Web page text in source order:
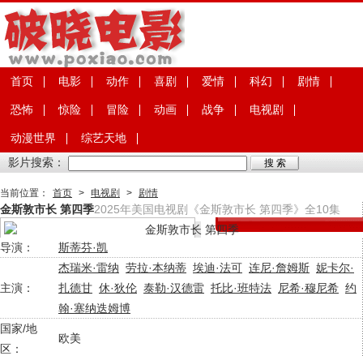
首页 电影 动作 喜剧 爱情 科幻 剧情
恐怖 惊险 冒险 动画 战争 电视剧
动漫世界
综艺天地
影片搜索：
当前位置： 首页 > 电视剧 > 剧情
金斯敦市长 第四季2025年美国电视剧《金斯敦市长 第四季》全10集
导演： 斯蒂芬·凯
主演：
杰瑞米·雷纳 劳拉·本纳蒂 埃迪·法可 连尼·詹姆斯 妮卡尔·
扎德甘 休·狄伦 泰勒·汉德雷 托比·班特法 尼希·穆尼希 约
翰·塞纳迭姆博
国家/地
区：
欧美